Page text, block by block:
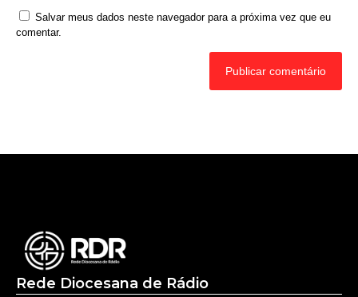
Salvar meus dados neste navegador para a próxima vez que eu
comentar.
Rede Diocesana de Rádio